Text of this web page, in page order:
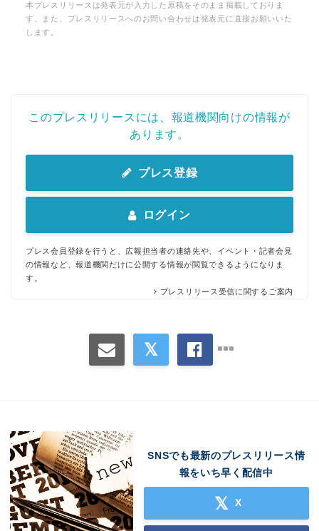
本プレスリリースは発表元が入力した原稿をそのまま掲載しておりま
す。また、プレスリリースへのお問い合わせは発表元に直接お願いいた
します。
このプレスリリースには、報道機関向けの情報が
あります。
プレス登録
ログイン
プレス会員登録を行うと、広報担当者の連絡先や、イベント・記者会見
の情報など、報道機関だけに公開する情報が閲覧できるようになりま
す。
プレスリリース受信に関するご案内
SNSでも最新のプレスリリース情
報をいち早く配信中
X
English